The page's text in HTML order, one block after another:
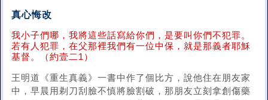
真心悔改
我小子們哪，我將這些話寫給你們，是要叫你們不犯罪。
若有人犯罪，在父那裡我們有一位中保，就是那義者耶穌
基督。（約壹二1）
王明道《重生真義》一書中作了個比方，說他住在朋友家
中，早晨用剃刀刮臉不慎將臉割破，那朋友立刻拿創傷藥